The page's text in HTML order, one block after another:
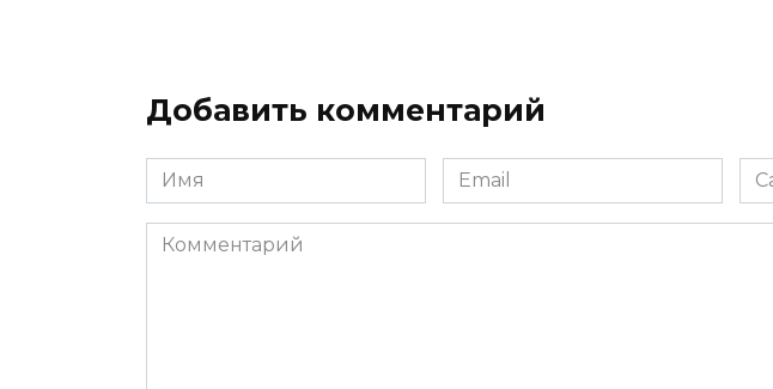
Добавить комментарий
Имя
*
Email
*
Комментарий